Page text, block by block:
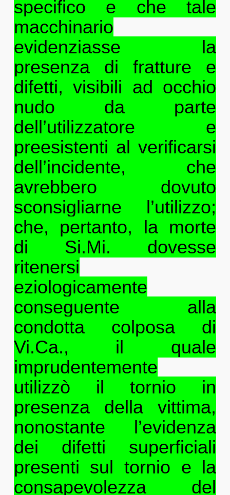
specifico e che tale
macchinario
evidenziasse la
presenza di fratture e
difetti, visibili ad occhio
nudo da parte
dell’utilizzatore e
preesistenti al verificarsi
dell’incidente, che
avrebbero dovuto
sconsigliarne l’utilizzo;
che, pertanto, la morte
di Si.Mi. dovesse
ritenersi
eziologicamente
conseguente alla
condotta colposa di
Vi.Ca., il quale
imprudentemente
utilizzò il tornio in
presenza della vittima,
nonostante l’evidenza
dei difetti superficiali
presenti sul tornio e la
consapevolezza del